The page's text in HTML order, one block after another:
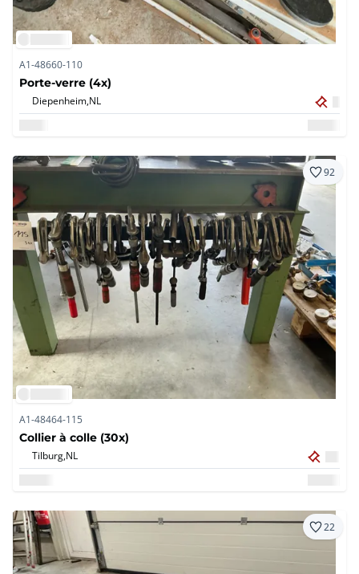
A1-48660-110
Porte-verre (4x)
Diepenheim,NL
92
A1-48464-115
Collier à colle (30x)
Tilburg,NL
22